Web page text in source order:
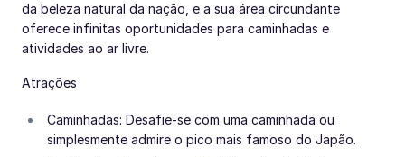
da beleza natural da nação, e a sua área circundante
oferece infinitas oportunidades para caminhadas e
atividades ao ar livre.
Atrações
Caminhadas: Desafie-se com uma caminhada ou
simplesmente admire o pico mais famoso do Japão.